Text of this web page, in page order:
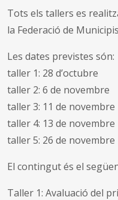
Tots els tallers es
la Federació de
Les dates previstes són:
taller 1: 28 d’octubre
taller 2: 6 de novembre
taller 3: 11 de novembre
taller 4: 13 de novembre
taller 5: 26 de novembre
El contingut és el
Taller 1: Avaluació del